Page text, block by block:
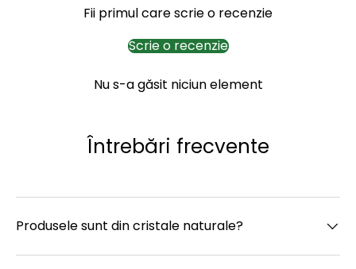
Fii primul care scrie o recenzie
Scrie o recenzie
Nu s-a găsit niciun element
Întrebări frecvente
Produsele sunt din cristale naturale?